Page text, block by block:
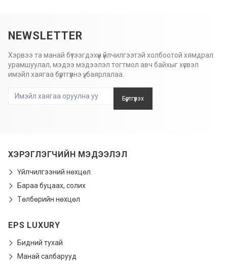
NEWSLETTER
Хэрвээ та манай бүтээгдэхүүн үйлчилгээтэй холбоотой хямдрал
урамшуулал, мэдээ мэдээлэл тогтмол авч байхыг хүсвэл
имэйл хаягаа бүртгүүлнэ үү, баярлалаа.
Бүртгүүлэх
ХЭРЭГЛЭГЧИЙН МЭДЭЭЛЭЛ
Үйлчилгээний нөхцөл
Бараа буцаах, солих
Төлбөрийн нөхцөл
EPS LUXURY
Бидний тухай
Манай салбарууд